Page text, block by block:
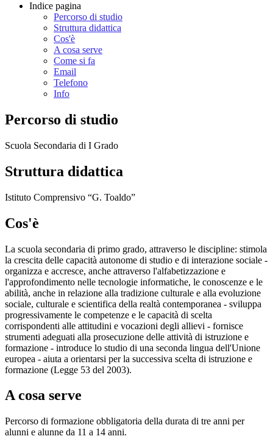
Indice pagina
Percorso di studio
Struttura didattica
Cos'è
A cosa serve
Come si fa
Email
Telefono
Info
Percorso di studio
Scuola Secondaria di I Grado
Struttura didattica
Istituto Comprensivo “G. Toaldo”
Cos'è
La scuola secondaria di primo grado, attraverso le discipline: stimola
la crescita delle capacità autonome di studio e di interazione sociale -
organizza e accresce, anche attraverso l'alfabetizzazione e
l'approfondimento nelle tecnologie informatiche, le conoscenze e le
abilità, anche in relazione alla tradizione culturale e alla evoluzione
sociale, culturale e scientifica della realtà contemporanea - sviluppa
progressivamente le competenze e le capacità di scelta
corrispondenti alle attitudini e vocazioni degli allievi - fornisce
strumenti adeguati alla prosecuzione delle attività di istruzione e
formazione - introduce lo studio di una seconda lingua dell'Unione
europea - aiuta a orientarsi per la successiva scelta di istruzione e
formazione (Legge 53 del 2003).
A cosa serve
Percorso di formazione obbligatoria della durata di tre anni per
alunni e alunne da 11 a 14 anni.